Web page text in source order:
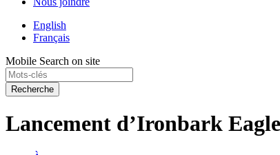
English
Français
Mobile Search on site
Recherche
Lancement d’Ironbark